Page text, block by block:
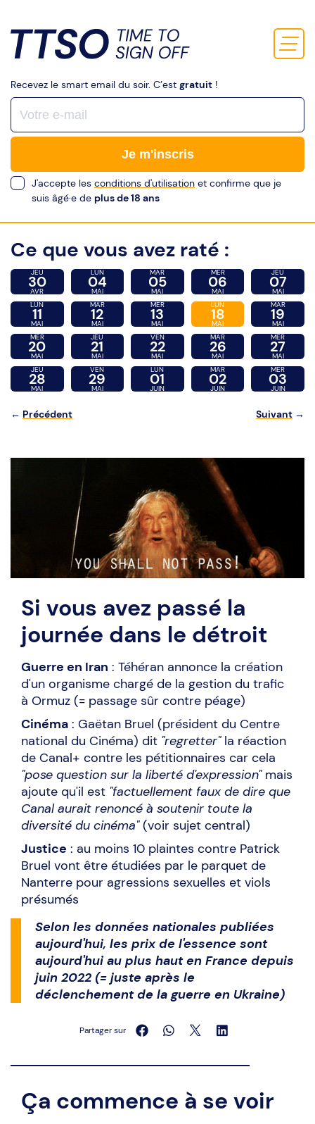
Recevez le smart email du soir. C’est gratuit !
Je m'inscris
J'accepte les conditions d'utilisation et confirme que je
suis âgé·e de plus de 18 ans
Ce que vous avez raté :
JEU
30
AVR
LUN
04
MAI
MAR
05
MAI
MER
06
MAI
JEU
07
MAI
LUN
11
MAI
MAR
12
MAI
MER
13
MAI
LUN
18
MAI
MAR
19
MAI
MER
20
MAI
JEU
21
MAI
VEN
22
MAI
MAR
26
MAI
MER
27
MAI
JEU
28
MAI
VEN
29
MAI
LUN
01
JUIN
MAR
02
JUIN
MER
03
JUIN
← Précédent Suivant →
Si vous avez passé la
journée dans le détroit
Guerre en Iran : Téhéran annonce la création
d'un organisme chargé de la gestion du trafic
à Ormuz (= passage sûr contre péage)
Cinéma : Gaëtan Bruel (président du Centre
national du Cinéma) dit "regretter"la réaction
de Canal+ contre les pétitionnaires car cela
"pose question sur la liberté d'expression"mais
ajoute qu'il est "factuellement faux de dire que
Canal aurait renoncé à soutenir toute la
diversité du cinéma"(voir sujet central)
Justice : au moins 10 plaintes contre Patrick
Bruel vont être étudiées par le parquet de
Nanterre pour agressions sexuelles et viols
présumés
Selon les données nationales publiées
aujourd'hui, les prix de l'essence sont
aujourd'hui au plus haut en France depuis
juin 2022 (= juste après le
déclenchement de la guerre en Ukraine)
Partager sur
Ça commence à se voir